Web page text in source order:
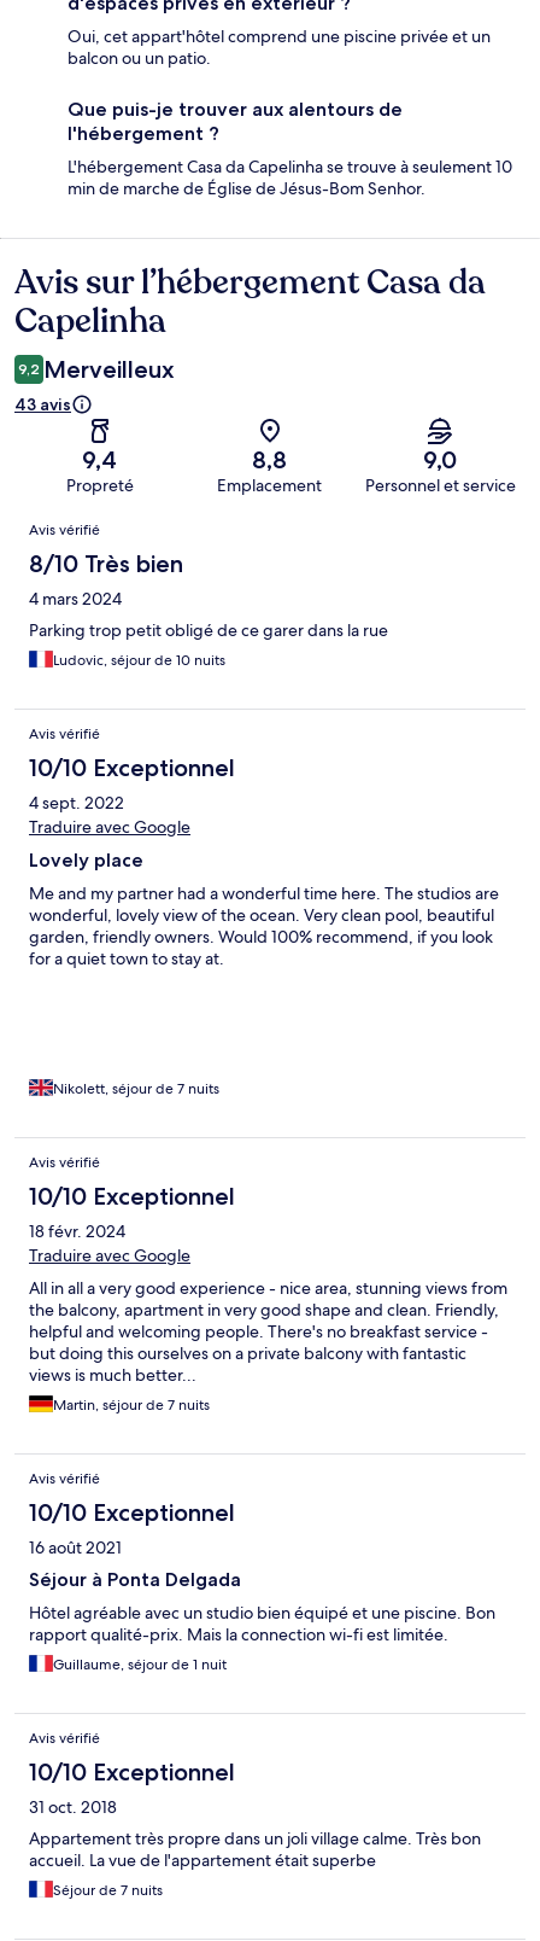
Oui, cet appart'hôtel comprend une piscine privée et un
balcon ou un patio.
Que puis-je trouver aux alentours de
l'hébergement ?
L'hébergement Casa da Capelinha se trouve à seulement 10
min de marche de Église de Jésus-Bom Senhor.
Avis
Avis sur l’hébergement Casa da
Capelinha
9,2 Merveilleux
43 avis
9,4
Propreté
8,8
Emplacement
9,0
Personnel et service
Avis
Avis vérifié
8/10 Très bien
4 mars 2024
Parking trop petit obligé de ce garer dans la rue
Ludovic, séjour de 10 nuits
Avis vérifié
10/10 Exceptionnel
4 sept. 2022
Traduire avec Google
Lovely place
Me and my partner had a wonderful time here. The studios are
wonderful, lovely view of the ocean. Very clean pool, beautiful
garden, friendly owners. Would 100% recommend, if you look
for a quiet town to stay at.
Nikolett, séjour de 7 nuits
Avis vérifié
10/10 Exceptionnel
18 févr. 2024
Traduire avec Google
All in all a very good experience - nice area, stunning views from
the balcony, apartment in very good shape and clean. Friendly,
helpful and welcoming people. There's no breakfast service -
but doing this ourselves on a private balcony with fantastic
views is much better...
Martin, séjour de 7 nuits
Avis vérifié
10/10 Exceptionnel
16 août 2021
Séjour à Ponta Delgada
Hôtel agréable avec un studio bien équipé et une piscine. Bon
rapport qualité-prix. Mais la connection wi-fi est limitée.
Guillaume, séjour de 1 nuit
Avis vérifié
10/10 Exceptionnel
31 oct. 2018
Appartement très propre dans un joli village calme. Très bon
accueil. La vue de l'appartement était superbe
Séjour de 7 nuits